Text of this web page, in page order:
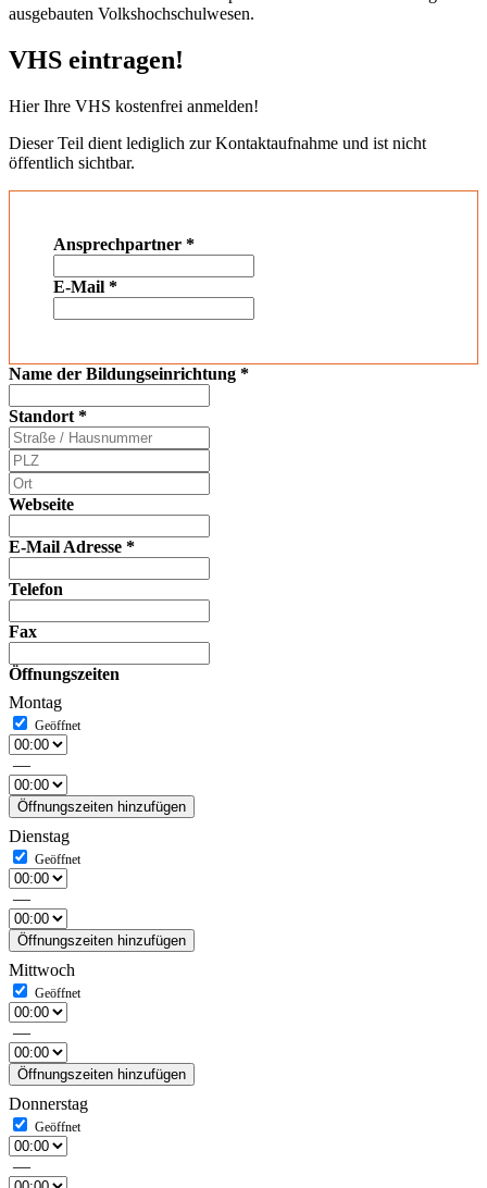
ausgebauten Volkshochschulwesen.
VHS eintragen!
Hier Ihre VHS kostenfrei anmelden!
Dieser Teil dient lediglich zur Kontaktaufnahme und ist nicht
öffentlich sichtbar.
Ansprechpartner *
E-Mail *
Name der Bildungseinrichtung *
Standort *
Webseite
E-Mail Adresse *
Telefon
Fax
Öffnungszeiten
Montag
—
Öffnungszeiten hinzufügen
Dienstag
—
Öffnungszeiten hinzufügen
Mittwoch
—
Öffnungszeiten hinzufügen
Donnerstag
—